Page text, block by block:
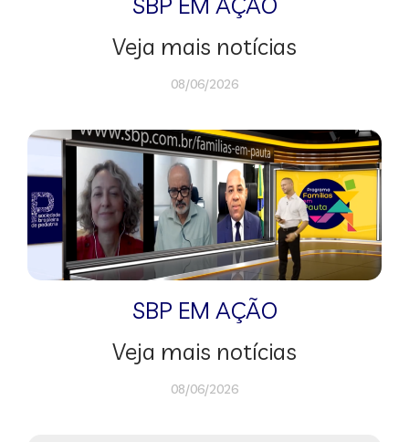
Veja mais notícias
08/06/2026
SBP EM AÇÃO
Veja mais notícias
08/06/2026